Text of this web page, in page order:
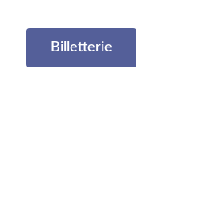
Billetterie